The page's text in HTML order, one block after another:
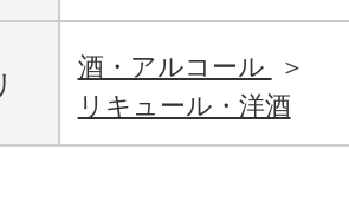
酒・アルコール
リキュール・洋酒